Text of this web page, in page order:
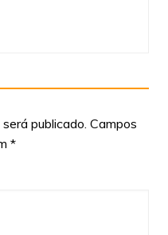
publicado. Campos
*